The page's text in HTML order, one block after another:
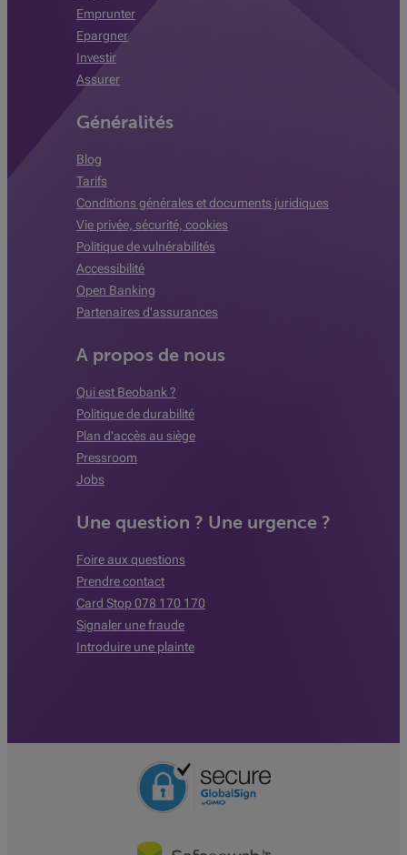
Emprunter
Epargner
Investir
Assurer
Généralités
Blog
Tarifs
Conditions générales et documents juridiques
Vie privée, sécurité, cookies
Politique de vulnérabilités
Accessibilité
Open Banking
Partenaires d'assurances
A propos de nous
Qui est Beobank ?
Politique de durabilité
Plan d'accès au siège
Pressroom
Jobs
Une question ? Une urgence ?
Foire aux questions
Prendre contact
Card Stop 078 170 170
Signaler une fraude
Introduire une plainte